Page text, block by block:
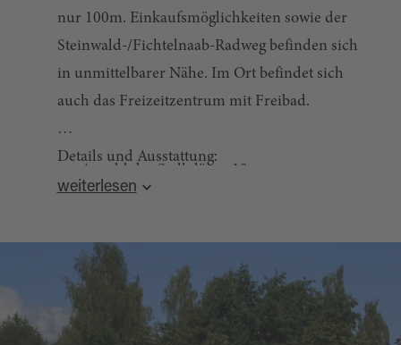
nur 100m. Einkaufsmöglichkeiten sowie der
Steinwald-/Fichtelnaab-Radweg befinden sich
in unmittelbarer Nähe. Im Ort befindet sich
auch das Freizeitzentrum mit Freibad.
Details und Ausstattung:
Anzahl der Stellplätze: 10
Abwasser-Entsorgung (überfahrbar)
Frischwasser
keine Reservierung erforderlich
weiterlesen